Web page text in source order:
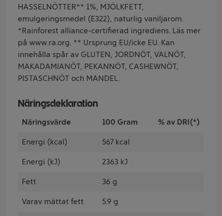
HASSELNÖTTER** 1%, MJÖLKFETT,
emulgeringsmedel (E322), naturlig vaniljarom.
*Rainforest alliance-certifierad ingrediens. Läs mer
på www.ra.org. ** Ursprung EU/icke EU. Kan
innehålla spår av GLUTEN, JORDNÖT, VALNÖT,
MAKADAMIANÖT, PEKANNÖT, CASHEWNÖT,
PISTASCHNÖT och MANDEL.
Näringsdeklaration
Näringsvärde 100 Gram % av DRI(*)
Energi (kcal) 567 kcal
Energi (kJ) 2363 kJ
Fett 36 g
Varav mättat fett 5.9 g